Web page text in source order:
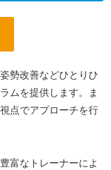
勢改善などひとりひ
ムを提供します。ま
点でアプローチを行
富なトレーナーによ